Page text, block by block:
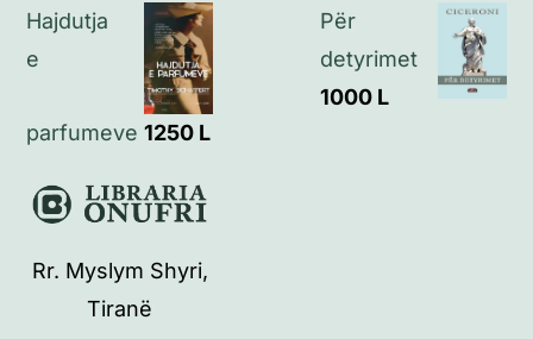
Hajdutja
e
parfumeve 1250 L
Për
detyrimet
1000 L
Rr. Myslym Shyri,
Tiranë